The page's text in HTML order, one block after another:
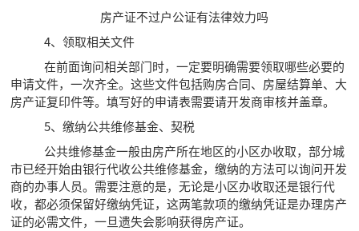
房产证不过户公证有法律效力吗
4、领取相关文件
在前面询问相关部门时，一定要明确需要领取哪些必要的
申请文件，一次齐全。这些文件包括购房合同、房屋结算单、大
房产证复印件等。填写好的申请表需要请开发商审核并盖章。
5、缴纳公共维修基金、契税
公共维修基金一般由房产所在地区的小区办收取，部分城
市已经开始由银行代收公共维修基金，缴纳的方法可以询问开发
商的办事人员。需要注意的是，无论是小区办收取还是银行代
收，都必须保留好缴纳凭证，这两笔款项的缴纳凭证是办理房产
证的必需文件，一旦遗失会影响获得房产证。